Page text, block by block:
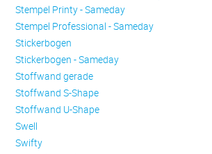
Stempel Printy - Sameday
Stempel Professional - Sameday
Stickerbogen
Stickerbogen - Sameday
Stoffwand gerade
Stoffwand S-Shape
Stoffwand U-Shape
Swell
Swifty